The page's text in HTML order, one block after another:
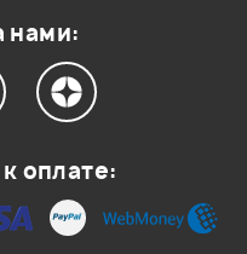
нами:
оплате: